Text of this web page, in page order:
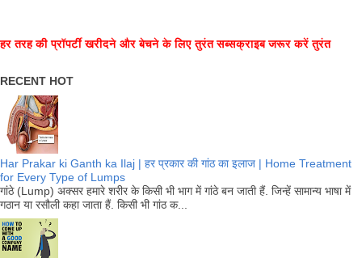
हर तरह की प्रॉपर्टी खरीदने और बेचने के लिए तुरंत सब्सक्राइब जरूर करें तुरंत
RECENT HOT
Har Prakar ki Ganth ka Ilaj | हर प्रकार की गांठ का इलाज | Home Treatment
for Every Type of Lumps
गांठे (Lump) अक्सर हमारे शरीर के किसी भी भाग में गांठे बन जाती हैं. जिन्हें सामान्य भाषा में
गठान या रसौली कहा जाता हैं. किसी भी गांठ क...